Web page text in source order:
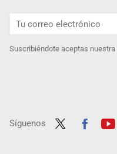
Suscribiéndote aceptas nuestra
Síguenos